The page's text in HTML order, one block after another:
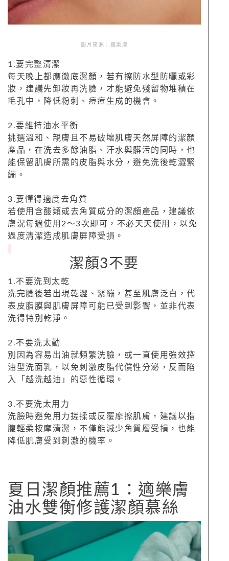
圖片來源：適樂膚
1.要完整清潔
每天晚上都應徹底潔顏，若有擦防水型防曬或彩
妝，建議先卸妝再洗臉，才能避免殘留物堆積在
毛孔中，降低粉刺、痘痘生成的機會。
2.要維持油水平衡
挑選溫和、親膚且不易破壞肌膚天然屏障的潔顏
產品，在洗去多餘油脂、汗水與髒污的同時，也
能保留肌膚所需的皮脂與水分，避免洗後乾澀緊
繃。
3.要懂得適度去角質
若使用含酸類或去角質成分的潔顏產品，建議依
膚況每週使用2～3次即可，不必天天使用，以免
過度清潔造成肌膚屏障受損。
潔顏3不要
1.不要洗到太乾
洗完臉後若出現乾澀、緊繃，甚至肌膚泛白，代
表皮脂膜與肌膚屏障可能已受到影響，並非代表
洗得特別乾淨。
2.不要洗太勤
別因為容易出油就頻繁洗臉，或一直使用強效控
油型洗面乳，以免刺激皮脂代償性分泌，反而陷
入「越洗越油」的惡性循環。
3.不要洗太用力
洗臉時避免用力搓揉或反覆摩擦肌膚，建議以指
腹輕柔按摩清潔，不僅能減少角質層受損，也能
降低肌膚受到刺激的機率。
夏日潔顏推薦1：適樂膚
油水雙衡修護潔顏慕絲